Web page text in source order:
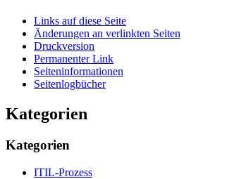
Links auf diese Seite
Änderungen an verlinkten Seiten
Druckversion
Permanenter Link
Seiten­­informationen
Seitenlogbücher
Kategorien
Kategorien
ITIL-Prozess